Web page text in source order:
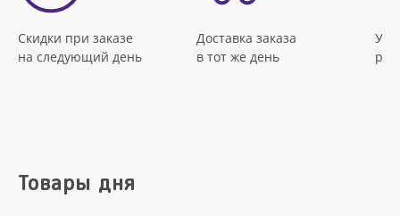
Скидки при заказе
на следующий день
Доставка заказа
в тот же день
Товары дня